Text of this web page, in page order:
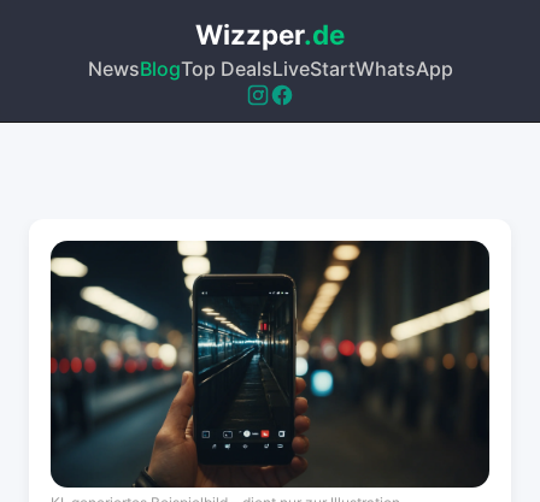
Wizzper.de
NewsBlogTop DealsLiveStartWhatsApp